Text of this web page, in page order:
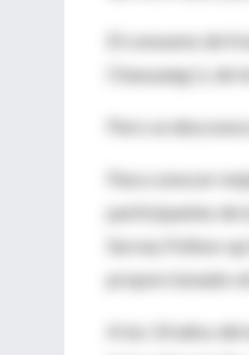
El consumo de
Chaoyang Li,
Pero se
Para conocer
participantes de
Survey Follow-
proporcionado
A los 14 años